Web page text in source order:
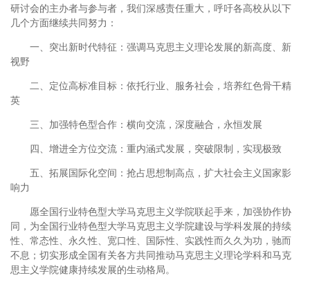
研讨会的主办者与参与者，我们深感责任重大，呼吁各高校从以下
几个方面继续共同努力：
一、 突出新时代特征：强调马克思主义理论发展的新高度、新
视野
二、 定位高标准目标：依托行业、服务社会，培养红色骨干精
英
三、 加强特色型合作：横向交流，深度融合，永恒发展
四、 增进全方位交流：重内涵式发展，突破限制，实现极致
五、 拓展国际化空间：抢占思想制高点，扩大社会主义国家影
响力
愿全国行业特色型大学马克思主义学院联起手来，加强协作协
同，为全国行业特色型大学马克思主义学院建设与学科发展的持续
性、常态性、永久性、宽口性、国际性、实践性而久久为功，驰而
不息；切实形成全国有关各方共同推动马克思主义理论学科和马克
思主义学院健康持续发展的生动格局。